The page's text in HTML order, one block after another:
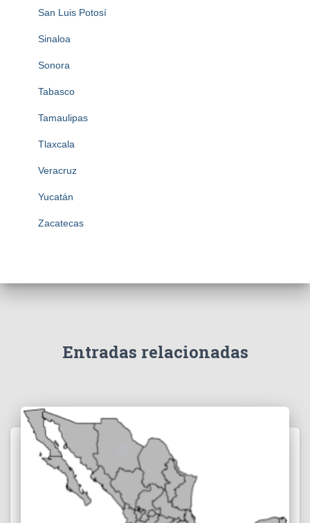
San Luis Potosí
Sinaloa
Sonora
Tabasco
Tamaulipas
Tlaxcala
Veracruz
Yucatán
Zacatecas
Entradas relacionadas